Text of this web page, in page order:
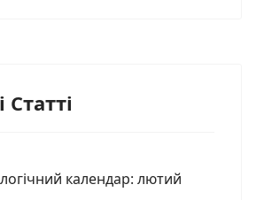
Статті
календар: лютий